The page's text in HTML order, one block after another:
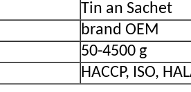
Tin an Sachet
brand OEM
50-4500 g
HACCP, ISO,